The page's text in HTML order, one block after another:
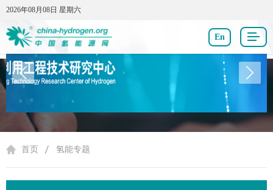
2026年08月08日 星期六
2026年08月08日 星期六
En
首页 氢能专题